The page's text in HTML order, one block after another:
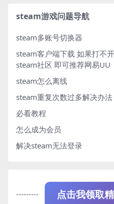
steam游戏问题导航
steam多账号切换器
steam客户端下载 如果打不
steam社区 即可推荐网易UU
steam怎么离线
steam重复次数过多解决办法
必看教程
怎么成为会员
解决steam无法登录
--------- 点击我领取